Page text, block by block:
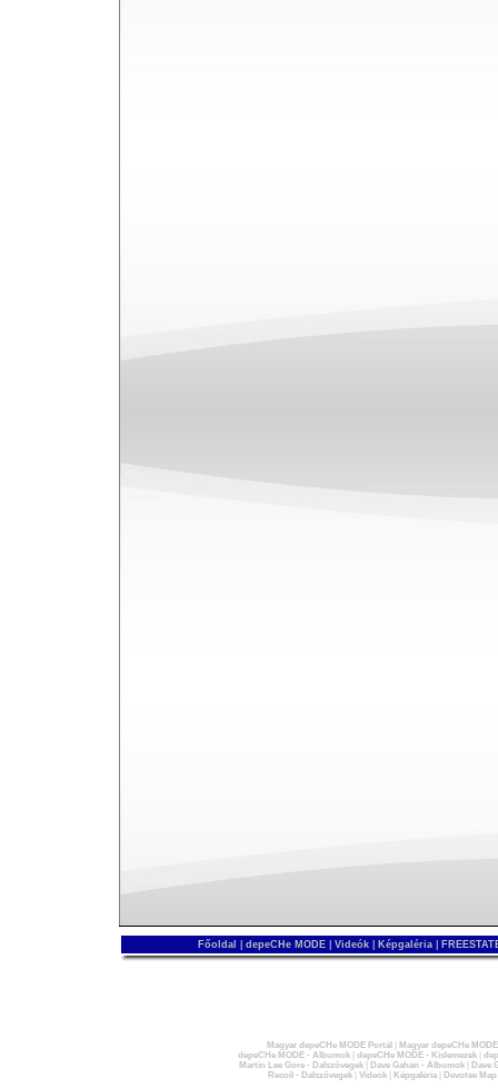
Főoldal depeCHe MODE Videók Képgaléria
Magyar depeCHe MODE Portál
Magyar depeCHe
depeCHe MODE - Albumok| depeCHe MODE - Kislemezek|
Martin Lee Gore - Dalszövegek| Dave Gahan - Albumok|
Dave
Recoil - Dalszövegek| Videók| Képgaléria| Devotee Map